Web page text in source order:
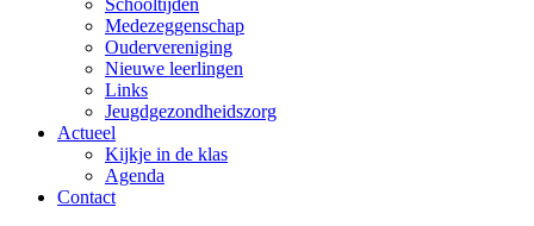
Schooltijden
Medezeggenschap
Oudervereniging
Nieuwe leerlingen
Links
Jeugdgezondheidszorg
Actueel
Kijkje in de klas
Agenda
Contact